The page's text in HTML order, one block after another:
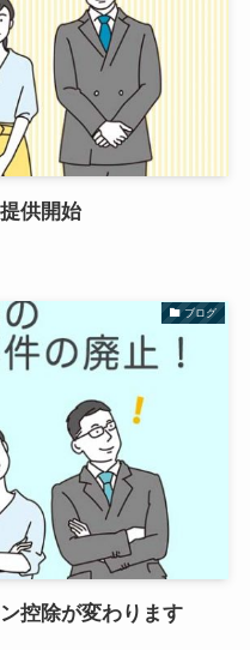
供開始
ブログ
控除が変わります